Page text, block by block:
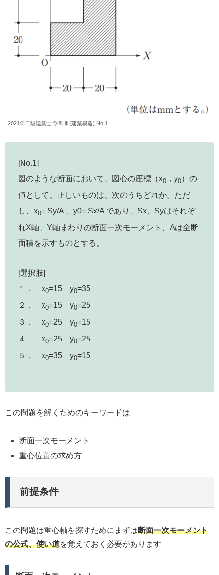
2021年二級建築士 学科Ⅲ(建築構造) No.1
[No.1]
図のような断面において、図心の座標（x0 ，y0）の
値として、正しいものは、次のうちどれか。ただ
し、x0= Sy/A 、y0= Sx/A であり、Sx、Syはそれぞ
れX軸、Y軸まわりの断面一次モーメント、Aは全断
面積を示すものとする。
[選択肢]
１． x0=15 y0=35
２． x0=15 y0=25
３． x0=25 y0=15
４． x0=25 y0=25
５． x0=35 y0=15
この問題を解くためのキーワードは
断面一次モーメント
重心位置の求め方
前提条件
この問題は重心軸を探すためにまずは断面一次モーメント
の公式、使い道を覚えておく必要があります